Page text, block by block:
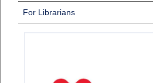
For Librarians